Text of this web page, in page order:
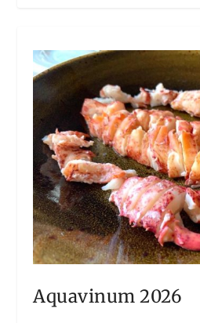
Aquavinum 2026